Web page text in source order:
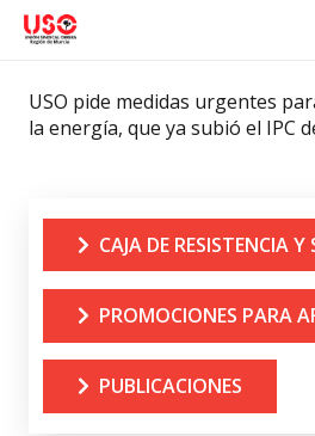
USO pide medidas urgentes
la energía, que ya subió el IPC
CAJA DE RESISTENCIA
PROMOCIONES PARA
PUBLICACIONES